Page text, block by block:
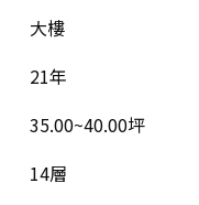
大樓
21年
35.00~40.00坪
14層